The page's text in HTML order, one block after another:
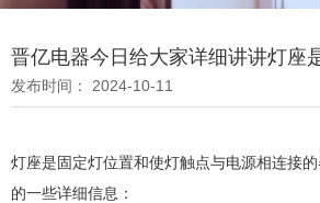
晋亿电器今日给大家详细讲讲灯座
发布时间： 2024-10-11
灯座是固定灯位置和使灯触点与电源相连接
的一些详细信息：